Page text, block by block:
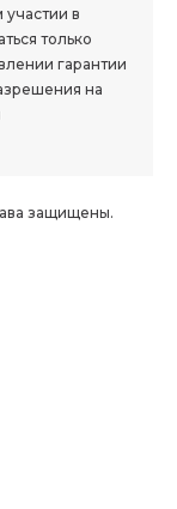
в
только
гарантии
на
защищены.